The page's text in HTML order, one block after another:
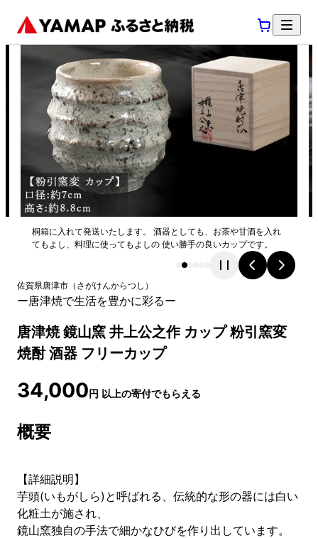
桐箱に入れて発送いたします。 酒器としても、お茶や甘酒を入れ
てもよし、料理に使ってもよしの 使い勝手の良いカップです。
佐賀県唐津市 （ さがけんからつし ）
ー唐津焼で生活を豊かに彩るー
唐津焼 鏡山窯 井上公之作 カップ 粉引窯変
焼酎 酒器 フリーカップ
34,000円 以上の寄付でもらえる
概要
【詳細説明】
芋頭(いもがしら)と呼ばれる、伝統的な形の器には白い
化粧土が施され、
鏡山窯独自の手法で細かなひびを作り出しています。